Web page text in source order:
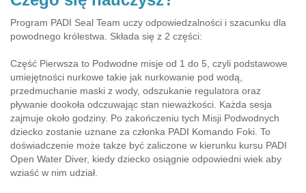
Program PADI Seal Team uczy odpowiedzalności i szacunku dla
powodnego królestwa. Składa się z 2 części:
Część Pierwsza to Podwodne misje od 1 do 5, czyli podstawowe
umiejętności nurkowe takie jak nurkowanie pod wodą,
przedmuchanie maski z wody, odszukanie regulatora oraz
pływanie dookoła odczuwając stan nieważkości. Każda sesja
zajmuje około godziny. Po zakończeniu tych Misji Podwodnych
dziecko zostanie uznane za członka PADI Komando Foki. To
doświadczenie może takze być zaliczone w kierunku kursu PADI
Open Water Diver, kiedy dziecko osiągnie odpowiedni wiek aby
wziaść w nim udział.